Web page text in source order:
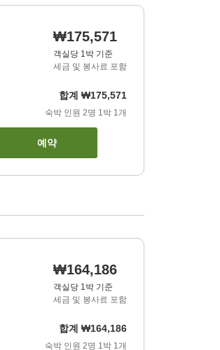
₩175,571
객실당 1박 기준
세금 및 봉사료 포함
합계 ₩175,571
숙박 인원 2명 1박 1개
예약
₩164,186
객실당 1박 기준
세금 및 봉사료 포함
합계 ₩164,186
숙박 인원 2명 1박 1개